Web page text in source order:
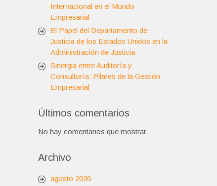
Internacional en el Mundo
Empresarial
El Papel del Departamento de
Justicia de los Estados Unidos en la
Administración de Justicia
Sinergia entre Auditoría y
Consultoría: Pilares de la Gestión
Empresarial
Últimos comentarios
No hay comentarios que mostrar.
Archivo
agosto 2026